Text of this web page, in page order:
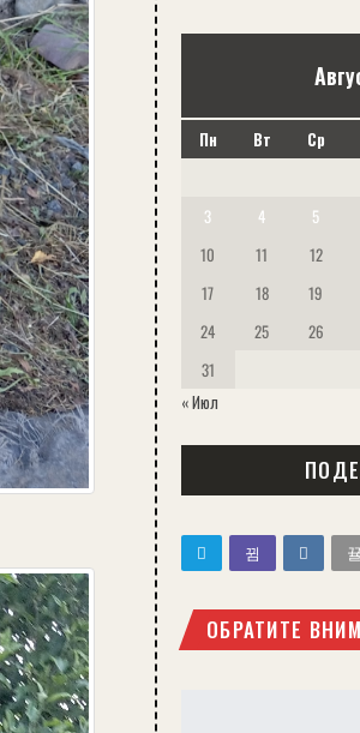
Пн Вт Ср
3
4 5
10
11 12
17
18 19
24
25 26
31
« Июл
ОБРАТИТЕ